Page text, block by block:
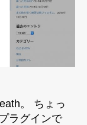
。 ちょっ
ラグインで